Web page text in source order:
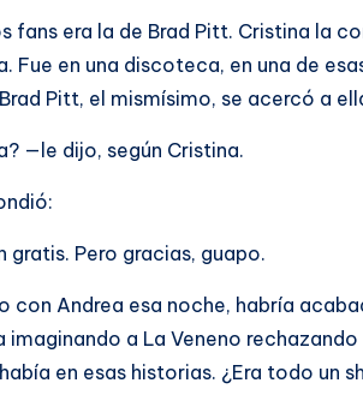
fans era la de Brad Pitt. Cristina la
Fue en una discoteca, en una de
Pitt, el mismísimo, se acercó a
—le dijo, según Cristina.
gratis. Pero gracias, guapo.
con Andrea esa noche, habría
a La Veneno
en esas historias. ¿Era todo un